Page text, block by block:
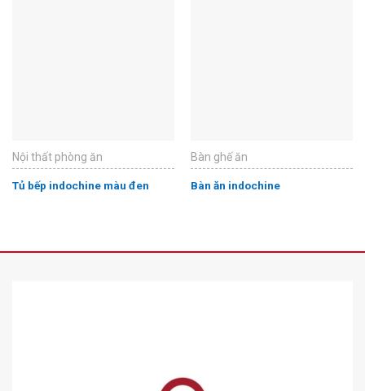
Nội thất phòng ăn
Tủ bếp indochine màu đen
Bàn ghế ăn
Bàn ăn indochine